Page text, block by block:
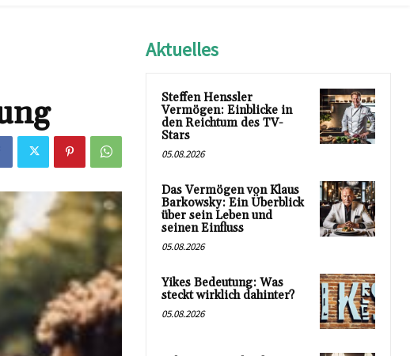
Aktuelles
Steffen Henssler
Vermögen: Einblicke in
den Reichtum des TV-
Stars
05.08.2026
Das Vermögen von Klaus
Barkowsky: Ein Überblick
über sein Leben und
seinen Einfluss
05.08.2026
Yikes Bedeutung: Was
steckt wirklich dahinter?
05.08.2026